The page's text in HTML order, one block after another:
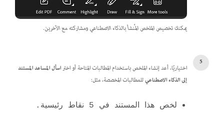
يمكنك تخصيص الملخص المُنشأ بالذكاء الاصطناعي ومشاركته مع الآخرين.
اختياريًا، أعد إنشاء الملخص باستخدام المطالبات المتاحة أو اختراسأل المساعد المستند
إلى الذكاء الاصطناعيللمطالبات المخصصة، مثل:
لخص هذا المستند في 5 نقاط رئيسية.